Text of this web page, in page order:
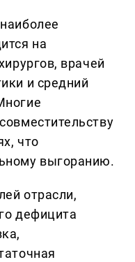
на
врачей
и средний
что
выгоранию.
отрасли,
дефицита